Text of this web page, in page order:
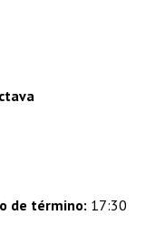
de término: 17:30